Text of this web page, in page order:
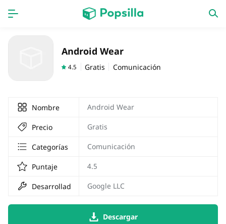
Novedades
Android Wear
4.5 Gratis Comunicación
Nombre Android Wear
Precio Gratis
Categorías Comunicación
Puntaje 4.5
Desarrollador Google LLC
Descargar